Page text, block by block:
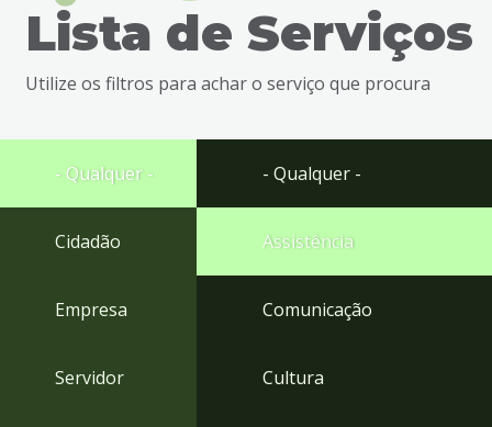
busca
Ir
rodapé
Lista de Serviços
Utilize os filtros para achar o serviço que procura
- Qualquer -
Cidadão
Empresa
Servidor
- Qualquer -
Assistência
Comunicação
Cultura